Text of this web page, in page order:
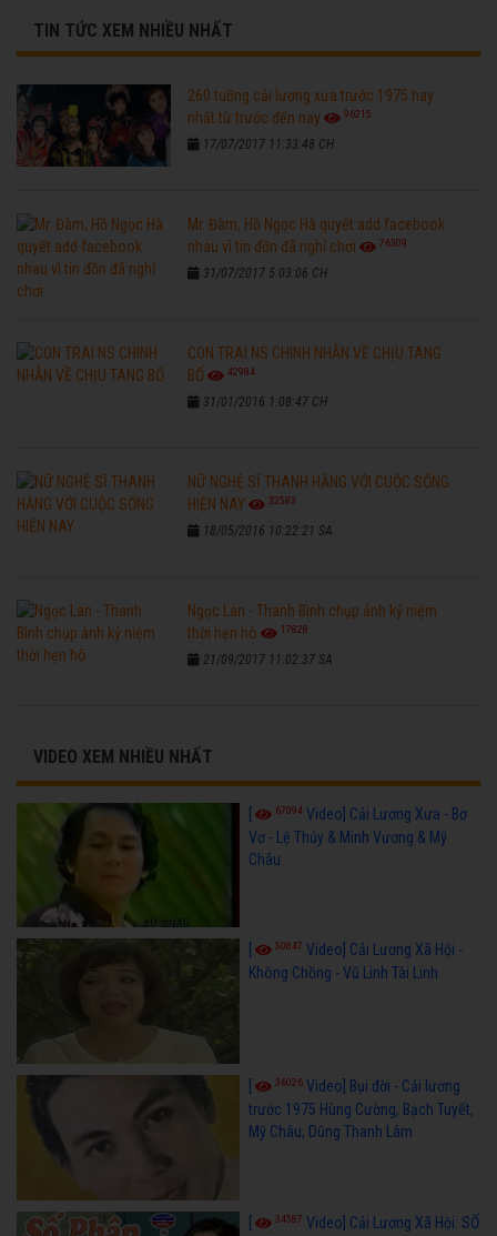
TIN TỨC XEM NHIỀU NHẤT
260 tuồng cải lương xưa trước 1975 hay
nhất từ trước đến nay
96215
17/07/2017 11:33:48 CH
Mr. Đàm, Hồ Ngọc Hà quyết add facebook
nhau vì tin đồn đã nghỉ chơi
76309
31/07/2017 5:03:06 CH
CON TRAI NS CHINH NHẪN VỀ CHỊU TANG
BỐ
42984
31/01/2016 1:08:47 CH
NỮ NGHỆ SĨ THANH HẰNG VỚI CUỘC SỐNG
HIỆN NAY
32583
18/05/2016 10:22:21 SA
Ngọc Lan - Thanh Bình chụp ảnh kỷ niệm
thời hẹn hò
17828
21/09/2017 11:02:37 SA
VIDEO XEM NHIỀU NHẤT
[ 67094 Video] Cải Lương Xưa - Bơ
Vơ - Lệ Thủy & Minh Vương & Mỹ
Châu
50847 Video] Cải Lương Xã Hội -
Không Chồng - Vũ Linh Tài Linh
36026 Video] Bụi đời - Cải lương
trước 1975 Hùng Cường, Bạch Tuyết,
Mỹ Châu, Dũng Thanh Lâm
34587 Video] Cải Lương Xã Hội: SỐ